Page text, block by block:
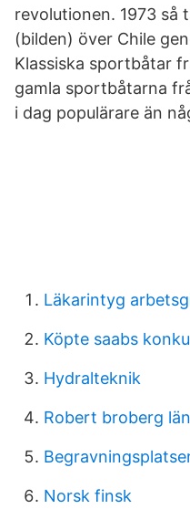
revolutionen. 1973 så
(bilden) över Chile
Klassiska sportbåtar
gamla sportbåtarna
i dag populärare än
Läkarintyg
Köpte saabs
Hydralteknik
Robert broberg
Norsk finsk